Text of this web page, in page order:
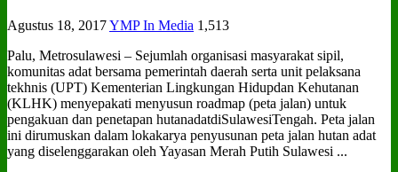
Agustus 18, 2017YMP In Media 1,513
Palu, Metrosulawesi – Sejumlah organisasi masyarakat sipil,
komunitas adat bersama pemerintah daerah serta unit pelaksana
tekhnis (UPT) Kementerian Lingkungan Hidupdan Kehutanan
(KLHK) menyepakati menyusun roadmap (peta jalan) untuk
pengakuan dan penetapan hutanadatdiSulawesiTengah. Peta jalan
ini dirumuskan dalam lokakarya penyusunan peta jalan hutan adat
yang diselenggarakan oleh Yayasan Merah Putih Sulawesi ...